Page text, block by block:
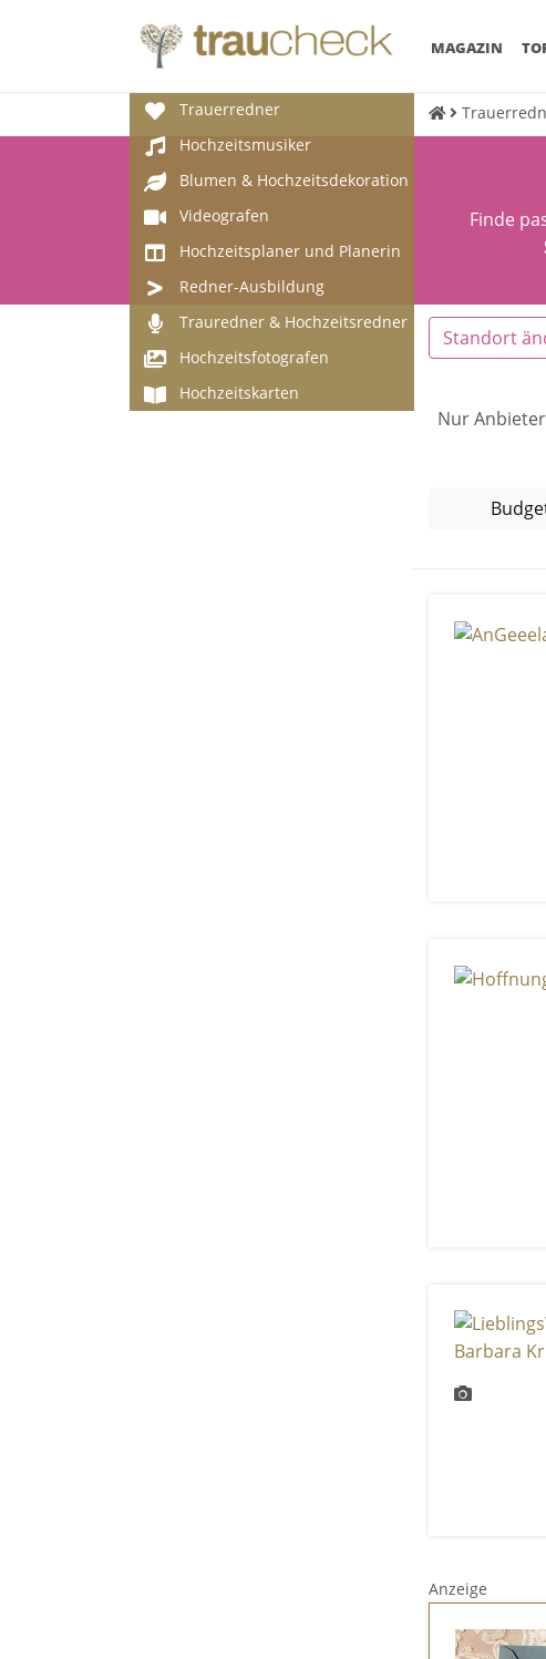
MAGAZIN
Trauerredner
Hochzeitsmusiker
Blumen & Hochzeitsdekoration
Videografen
Hochzeitsplaner und Planerin
Redner-Ausbildung
Trauredner & Hochzeitsredner
Hochzeitsfotografen
Hochzeitskarten
Finde
Standort
Nur
Anzeige